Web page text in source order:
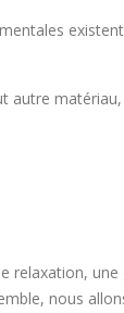
autre
relaxation, une
nous